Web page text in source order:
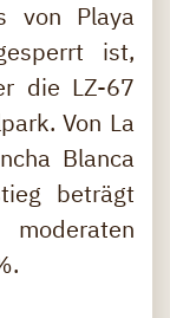
von Playa
ist,
die LZ-67
Von La
Blanca
beträgt